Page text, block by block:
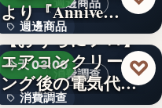
週邊商品
週邊商品
880円
より『Annive…
消費調查
今天 03:00
消費調查
【おうちにプロ】
エアコンクリーニ
ング後の電気代削
♡